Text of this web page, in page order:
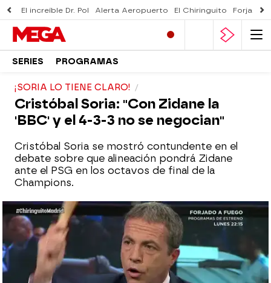
El increíble Dr. Pol Alerta Aeropuerto El Chiringuito Forjado
SERIES PROGRAMAS
¡SORIA LO TIENE CLARO!
Cristóbal Soria: "Con Zidane la
'BBC' y el 4-3-3 no se negocian"
Cristóbal Soria se mostró contundente en el
debate sobre que alineación pondrá Zidane
ante el PSG en los octavos de final de la
Champions.